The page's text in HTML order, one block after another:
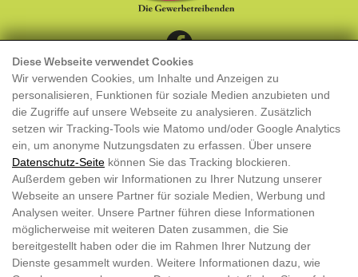
Diese Webseite verwendet Cookies
Wir verwenden Cookies, um Inhalte und Anzeigen zu
personalisieren, Funktionen für soziale Medien anzubieten und
die Zugriffe auf unsere Webseite zu analysieren. Zusätzlich
setzen wir Tracking-Tools wie Matomo und/oder Google Analytics
ein, um anonyme Nutzungsdaten zu erfassen. Über unsere
Datenschutz-Seite können Sie das Tracking blockieren.
Außerdem geben wir Informationen zu Ihrer Nutzung unserer
Webseite an unsere Partner für soziale Medien, Werbung und
Analysen weiter. Unsere Partner führen diese Informationen
möglicherweise mit weiteren Daten zusammen, die Sie
bereitgestellt haben oder die im Rahmen Ihrer Nutzung der
Dienste gesammelt wurden. Weitere Informationen dazu, wie
KONTAKT
MITGLIED WERDEN
Piesendorf Attraktiv
Obfrau: Katharina Gläser
info@piesendorf-attraktiv.at
ZVR 117302362
DATENSCHUTZ
IMPRESSUM